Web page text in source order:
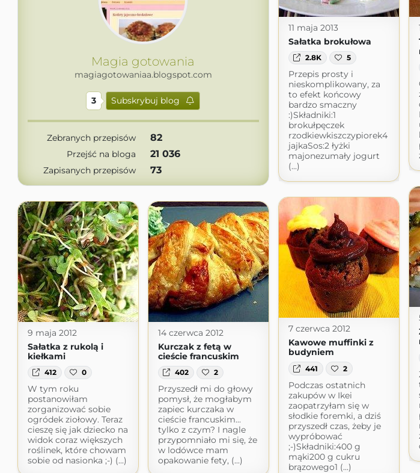
Magia gotowania
magiagotowaniaa.blogspot.com
3 Subskrybuj blog
Zebranych przepisów 82
Przejść na bloga 21 036
Zapisanych przepisów 73
11 maja 2013
Sałatka brokułowa
2.8K 5
Przepis prosty i
nieskomplikowany, za
to efekt końcowy
bardzo smaczny
:)Składniki:1
brokułpęczek
rzodkiewkiszczypiorek4
jajkaSos:2 łyżki
majonezumały jogurt
(...)
7 czerwca 2012
Kawowe muffinki z
budyniem
441 2
Podczas ostatnich
zakupów w Ikei
zaopatrzyłam się w
słodkie foremki, a dziś
przyszedł czas, żeby je
wypróbować
;-)Składniki:400 g
mąki200 g cukru
brązowego1 (...)
9 maja 2012
Sałatka z rukolą i
kiełkami
412 0
W tym roku
postanowiłam
zorganizować sobie
ogródek ziołowy. Teraz
cieszę się jak dziecko na
widok coraz większych
roślinek, które chowam
sobie od nasionka ;-) (...)
14 czerwca 2012
Kurczak z fetą w
cieście francuskim
402 2
Przyszedł mi do głowy
pomysł, że mogłabym
zapiec kurczaka w
cieście francuskim...
tylko z czym? I nagle
przypomniało mi się, że
w lodówce mam
opakowanie fety, (...)